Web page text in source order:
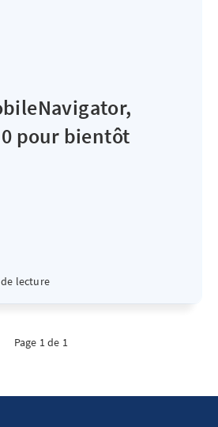
pour bientôt
lecture
Page 1 de 1